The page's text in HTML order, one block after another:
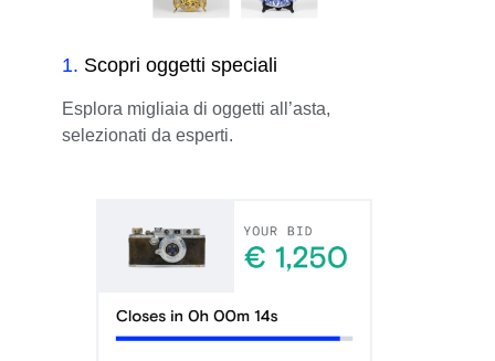
1. Scopri oggetti speciali
Esplora migliaia di oggetti all’asta,
selezionati da esperti.